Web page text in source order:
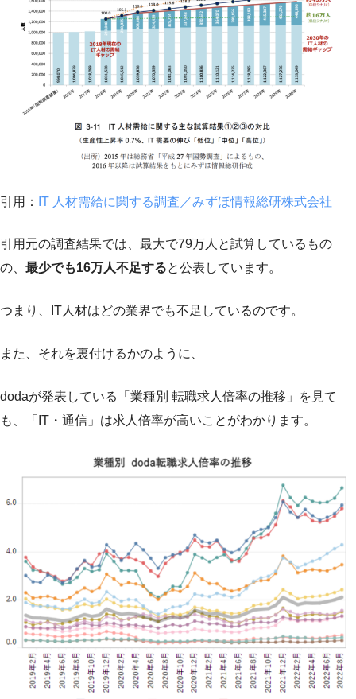
引用： IT 人材需給に関する調査／みずほ情報総研株式会社
引用元の調査結果では、最大で79万人と試算しているもの
の、 最少でも16万人不足すると公表しています。
つまり、IT人材はどの業界でも不足しているのです。
また、それを裏付けるかのように、
dodaが発表している「業種別 転職求人倍率の推移」を見て
も、「IT・通信」は求人倍率が高いことがわかります。